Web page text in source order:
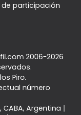
de participación
2006-2026
Piro.
número
, CABA, Argentina |